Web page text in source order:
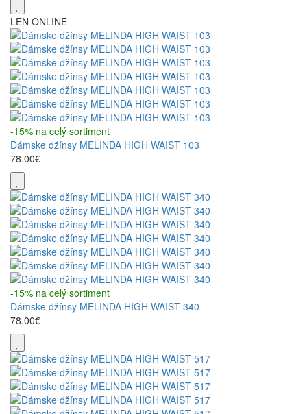
LEN ONLINE
-15% na celý sortiment
Dámske džínsy MELINDA HIGH WAIST 103
78.00€
-15% na celý sortiment
Dámske džínsy MELINDA HIGH WAIST 340
78.00€